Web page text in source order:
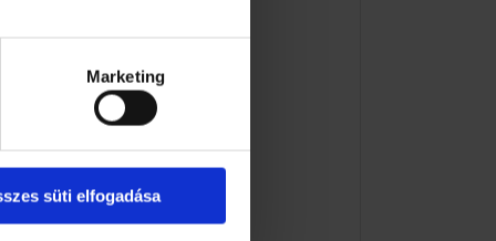
Marketing
süti elfogadása